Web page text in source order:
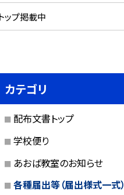
カテゴリ
配布文書トップ
学校便り
あおば教室のお知らせ
各種届出等（届出様式一式）